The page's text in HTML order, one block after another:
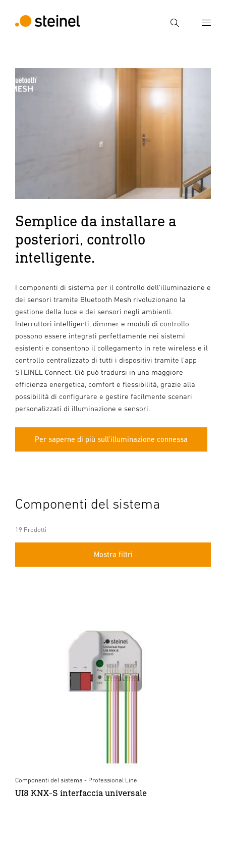
Ricerca
Inserire il termine di ricerca
Semplice da installare a
posteriori, controllo
intelligente.
I componenti di sistema per il controllo dell'illuminazione e
dei sensori tramite Bluetooth Mesh rivoluzionano la
gestione della luce e dei sensori negli ambienti.
Interruttori intelligenti, dimmer e moduli di controllo
possono essere integrati perfettamente nei sistemi
esistenti e consentono il collegamento in rete wireless e il
controllo centralizzato di tutti i dispositivi tramite l'app
STEINEL Connect. Ciò può tradursi in una maggiore
efficienza energetica, comfort e flessibilità, grazie alla
possibilità di configurare e gestire facilmente scenari
personalizzati di illuminazione e sensori.
Per saperne di più sull'illuminazione connessa
Componenti del sistema
19 Prodotti
Mostra filtri
Componenti del sistema - Professional Line
UI8 KNX-S interfaccia universale